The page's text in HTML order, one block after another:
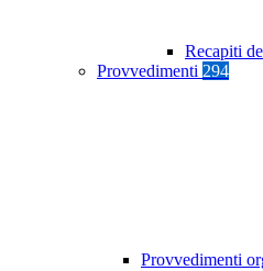
Recapiti
Provvedimenti 294
Provvedimenti